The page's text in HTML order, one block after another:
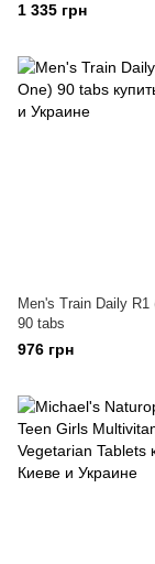
1 335 грн
Men's Train Daily R1
90 tabs
976 грн